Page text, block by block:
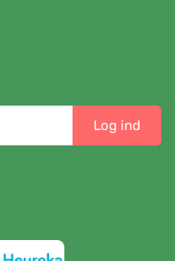
Log ind